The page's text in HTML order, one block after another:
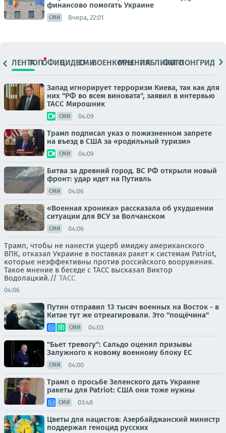
финансово помогать Украине
СМИ Вчера, 22:01
ЛЕНТАТОПОФИЦ.ВИДЕОСМИВОЕНКОРЫМНЕНИЯПАБЛИКИ
ФОТОЛОНГРИДЫ
Запад игнорирует терроризм Киева, так как для
них "РФ во всем виновата", заявил в интервью
ТАСС Мирошник
СМИ 04:09
Трамп подписал указ о пожизненном запрете
на въезд в США за «родильный туризм»
СМИ 04:09
Битва за древний город. ВС РФ открыли новый
фронт: удар идет на Путивль
СМИ 04:06
«Военная хроника» рассказала об ухудшении
ситуации для ВСУ за Волчанском
СМИ 04:06
Трамп, чтобы не нанести ущерб имиджу американского
ВПК, отказал Украине в поставках ракет к системам Patriot,
которые неэффективны против российского вооружения.
Такое мнение в беседе с ТАСС высказал Виктор
Водолацкий.// ТАСС
04:06
Путин отправил 13 тысяч военных на Восток - в
Китае тут же отреагировали. Это "пощёчина"
СМИ 04:03
"Бьет тревогу": Сальдо оценил призывы
Залужного к новому военному блоку ЕС
СМИ 04:00
Трамп о просьбе Зеленского дать Украине
ракеты для Patriot: США они тоже нужны
СМИ 03:48
Цветы для нацистов: Азербайджанский министр
поддержал геноцид русских